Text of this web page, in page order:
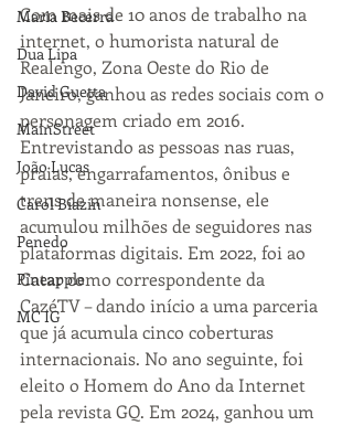
Maria Becerra
Dua Lipa
David Guetta
MainStreet
João Lucas
Carol Biazin
Penedo
Pineapple
MC IG
Com mais de 10 anos de trabalho na
internet, o humorista natural de
Realengo, Zona Oeste do Rio de
Janeiro, ganhou as redes sociais com o
personagem criado em 2016.
Entrevistando as pessoas nas ruas,
praias, engarrafamentos, ônibus e
trens de maneira nonsense, ele
acumulou milhões de seguidores nas
plataformas digitais. Em 2022, foi ao
Catar como correspondente da
CazéTV – dando início a uma parceria
que já acumula cinco coberturas
internacionais. No ano seguinte, foi
eleito o Homem do Ano da Internet
pela revista GQ. Em 2024, ganhou um